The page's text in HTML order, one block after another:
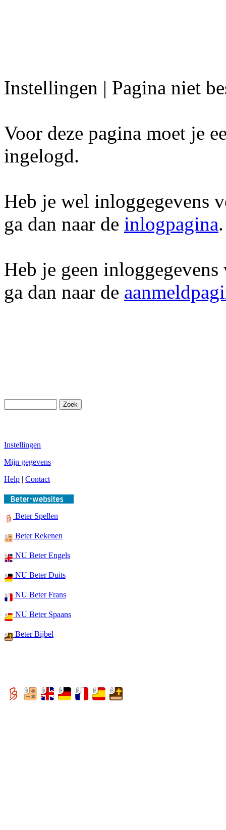
Instellingen | Pagina niet
Voor deze pagina moet je
ingelogd.
Heb je wel inloggegevens
ga dan naar de inlogpagina.
Heb je geen
ga dan naar de
Instellingen
Mijn gegevens
Help | Contact
Beter Spellen
Beter Rekenen
NU Beter Engels
NU Beter Duits
NU Beter Frans
NU Beter Spaans
Beter Bijbel